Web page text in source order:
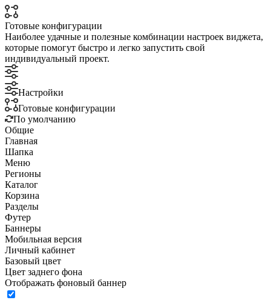
Готовые конфигурации
Наиболее удачные и полезные комбинации настроек виджета,
которые помогут быстро и легко запустить свой
индивидуальный проект.
Настройки
Готовые конфигурации
По умолчанию
Общие
Главная
Шапка
Меню
Регионы
Каталог
Корзина
Разделы
Футер
Баннеры
Мобильная версия
Личный кабинет
Базовый цвет
Цвет заднего фона
Отображать фоновый баннер